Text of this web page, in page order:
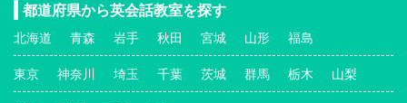
都道府県から英会話教室を探す
北海道 青森 岩手 秋田 宮城 山形 福島
東京 神奈川 埼玉 千葉 茨城 群馬 栃木 山梨